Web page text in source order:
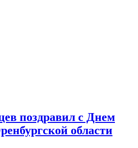
поздравил с Днем
области